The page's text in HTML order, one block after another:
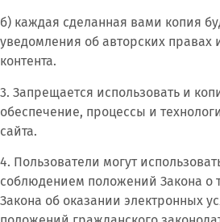
б) каждая сделанная вами копия
уведомления об авторских правах
контента.
3. Запрещается использовать и
обеспечение, процессы и
сайта.
4. Пользователи могут
соблюдением положений Закона о
Закона об оказании электронных